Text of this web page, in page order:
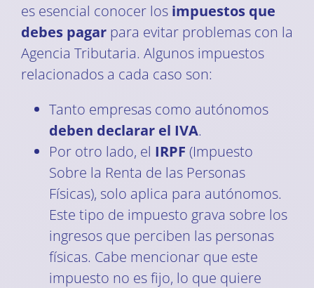
es esencial conocer los impuestos que
debes pagarpara evitar problemas con la
Agencia Tributaria. Algunos impuestos
relacionados a cada caso son:
Tanto empresas como autónomos
deben declarar el IVA.
Por otro lado, el IRPF (Impuesto
Sobre la Renta de las Personas
Físicas), solo aplica para autónomos.
Este tipo de impuesto grava sobre los
ingresos que perciben las personas
físicas. Cabe mencionar que este
impuesto no es fijo, lo que quiere